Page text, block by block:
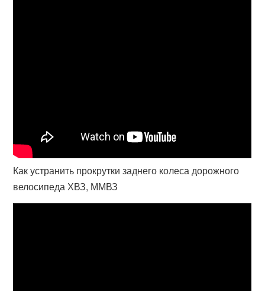
Как устранить прокрутки заднего колеса дорожного
велосипеда ХВЗ, ММВЗ